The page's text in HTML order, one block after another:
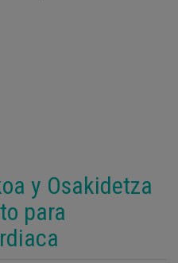
y Osakidetza
para